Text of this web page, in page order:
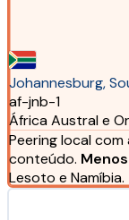
Johannesburg,
af-jnb-1
África Austral e
Peering local
conteúdo.
Lesoto e Namíbia.